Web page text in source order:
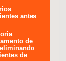
antes
de
de